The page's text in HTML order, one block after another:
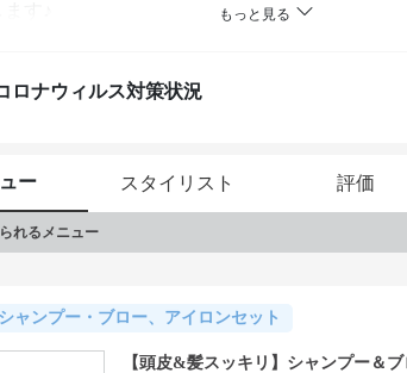
ロナウィルス対策状況
ー スタイリスト 評価
れるメニュー
ャンプー・ブロー、アイロンセット
【頭皮&髪スッキリ】シャンプー＆ブ